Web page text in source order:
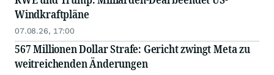
Windkraftpläne
07.08.26, 17:00
567 Millionen Dollar Strafe: Gericht zwingt Meta zu
weitreichenden Änderungen